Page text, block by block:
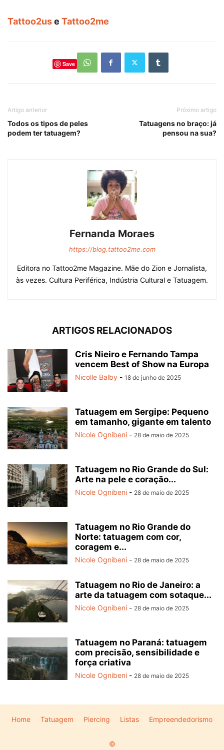
Tattoo2use Tattoo2me
Save
Artigo anterior
Todos os tipos de peles
podem ter tatuagem?
Próximo artigo
Tatuagens no braço: já
pensou na sua?
Fernanda Moraes
https://blog.tattoo2me.com
Editora no Tattoo2me Magazine. Mãe do Zion e Jornalista,
às vezes. Cultura Periférica, Indústria Cultural e Tatuagem.
ARTIGOS RELACIONADOS
Cris Nieiro e Fernando Tampa
vencem Best of Show na Europa
Nicolle Balby - 18 de junho de 2025
Tatuagem em Sergipe: Pequeno
em tamanho, gigante em talento
Nicole Ognibeni - 28 de maio de 2025
Tatuagem no Rio Grande do Sul:
Arte na pele e coração...
Nicole Ognibeni - 28 de maio de 2025
Tatuagem no Rio Grande do
Norte: tatuagem com cor,
coragem e...
Nicole Ognibeni - 28 de maio de 2025
Tatuagem no Rio de Janeiro: a
arte da tatuagem com sotaque...
Nicole Ognibeni - 28 de maio de 2025
Tatuagem no Paraná: tatuagem
com precisão, sensibilidade e
força criativa
Nicole Ognibeni - 28 de maio de 2025
Home Tatuagem Piercing Listas Empreendedorismo
©